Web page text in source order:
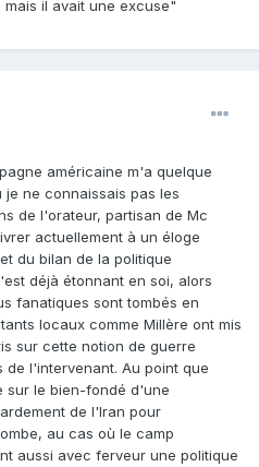
il avait une excuse"
américaine m'a quelque
ne connaissais pas les
de l'orateur, partisan de Mc
actuellement à un éloge
du bilan de la politique
déjà étonnant en soi, alors
fanatiques sont tombés en
locaux comme Millère ont mis
sur cette notion de guerre
l'intervenant. Au point que
sur le bien-fondé d'une
de l'Iran pour
au cas où le camp
aussi avec ferveur une politique